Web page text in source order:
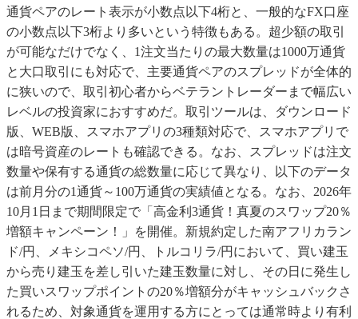
通貨ペアのレート表示が小数点以下4桁と、一般的なFX口座
の小数点以下3桁より多いという特徴もある。超少額の取引
が可能なだけでなく、1注文当たりの最大数量は1000万通貨
と大口取引にも対応で、主要通貨ペアのスプレッドが全体的
に狭いので、取引初心者からベテラントレーダーまで幅広い
レベルの投資家におすすめだ。取引ツールは、ダウンロード
版、WEB版、スマホアプリの3種類対応で、スマホアプリで
は暗号資産のレートも確認できる。なお、スプレッドは注文
数量や保有する通貨の総数量に応じて異なり、以下のデータ
は前月分の1通貨～100万通貨の実績値となる。なお、2026年
10月1日まで期間限定で「高金利3通貨！真夏のスワップ20％
増額キャンペーン！」を開催。新規約定した南アフリカラン
ド/円、メキシコペソ/円、トルコリラ/円において、買い建玉
から売り建玉を差し引いた建玉数量に対し、その日に発生し
た買いスワップポイントの20％増額分がキャッシュバックさ
れるため、対象通貨を運用する方にとっては通常時より有利